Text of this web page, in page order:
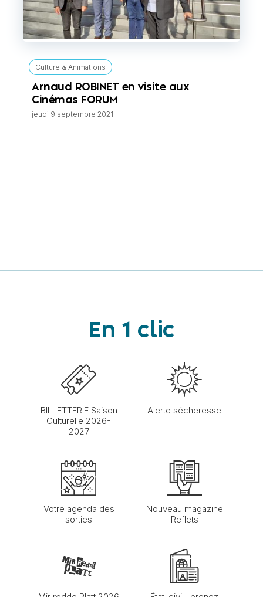
Culture & Animations
Arnaud ROBINET en visite aux
Cinémas FORUM
jeudi 9 septembre 2021
En 1 clic
BILLETTERIE Saison
Culturelle 2026-
2027
Alerte sécheresse
Votre agenda des
sorties
Nouveau magazine
Reflets